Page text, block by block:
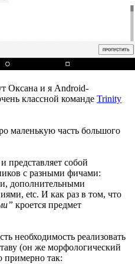
Оксана и я Android-
классной команде Trinity
маленькую часть большого
и представляет собой
с разными фичами:
дополнительными
etc. И как раз в том, что
кроется предмет
необходимость реализовать
(он же морфологический
примерно так: